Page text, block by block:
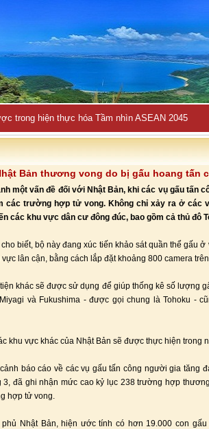
trong hiện thực hóa Tầm nhìn ASEAN 2045
Bản thương vong do bị gấu hoang tấn
một vấn đề đối với Nhật Bản, khi các vụ gấu tấn
các trường hợp tử vong. Không chỉ xảy ra ở các
các khu vực dân cư đông đúc, bao gồm cả thủ đô
biết, bộ này đang xúc tiến khảo sát quần thể gấu
lân cận, bằng cách lắp đặt khoảng 800 camera
khác sẽ được sử dụng để giúp thống kê số lượng
và Fukushima - được gọi chung là Tohoku -
khu vực khác của Nhật Bản sẽ được thực hiện trong
báo cáo về các vụ gấu tấn công người gia tăng
3, đã ghi nhận mức cao kỷ lục 238 trường hợp
hợp tử vong.
Nhật Bản, hiện ước tính có hơn 19.000 con